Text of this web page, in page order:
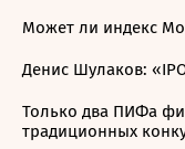
Может ли индекс
Денис Шулаков:
Только два ПИФа
традиционных